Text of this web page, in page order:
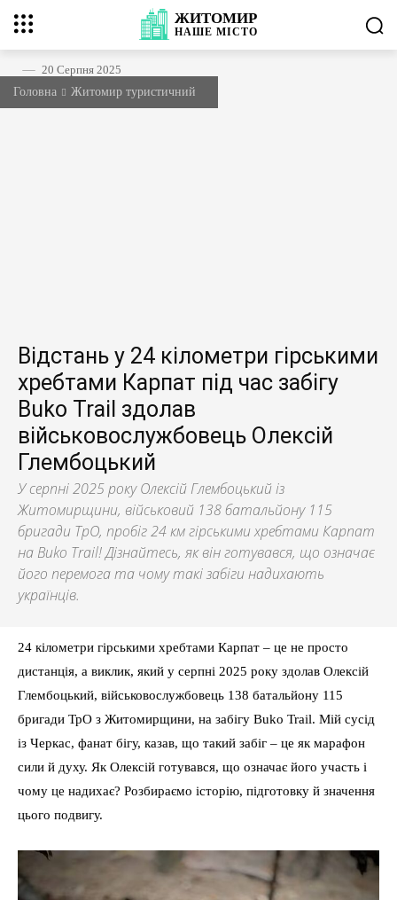
ЖИТОМИР
НАШЕМІСТО
20 Серпня 2025
Головна
Житомир туристичний
Відстань у 24 кілометри гірськими
хребтами Карпат під час забігу
Buko Trail здолав
військовослужбовець Олексій
Глембоцький
У серпні 2025 року Олексій Глембоцький із
Житомирщини, військовий 138 батальйону 115
бригади ТрО, пробіг 24 км гірськими хребтами Карпат
на Buko Trail! Дізнайтесь, як він готувався, що означає
його перемога та чому такі забіги надихають
українців.
24 кілометри гірськими хребтами Карпат – це не просто
дистанція, а виклик, який у серпні 2025 року здолав Олексій
Глембоцький, військовослужбовець 138 батальйону 115
бригади ТрО з Житомирщини, на забігу Buko Trail. Мій сусід
із Черкас, фанат бігу, казав, що такий забіг – це як марафон
сили й духу. Як Олексій готувався, що означає його участь і
чому це надихає? Розбираємо історію, підготовку й значення
цього подвигу.